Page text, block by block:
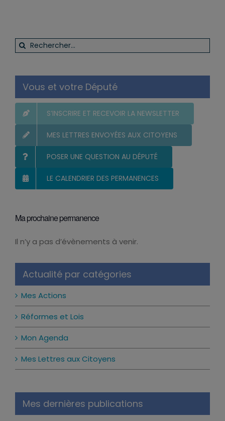
Rechercher:
Vous et votre Député
S’INSCRIRE ET RECEVOIR LA NEWSLETTER
MES LETTRES ENVOYÉES AUX CITOYENS
POSER UNE QUESTION AU DÉPUTÉ
LE CALENDRIER DES PERMANENCES
Ma prochaine permanence
Notice
Il n’y a pas d’évènements à venir.
Actualité par catégories
Mes Actions
Réformes et Lois
Mon Agenda
Mes Lettres aux Citoyens
Mes dernières publications